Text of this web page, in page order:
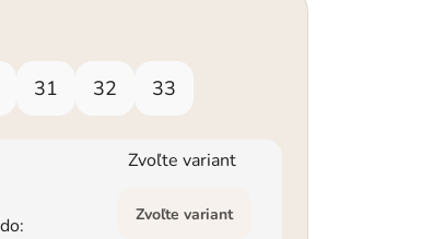
31 32 33
Zvoľte variant
Zvoľte variant